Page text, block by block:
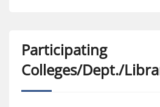
Participating
Colleges/Dept./